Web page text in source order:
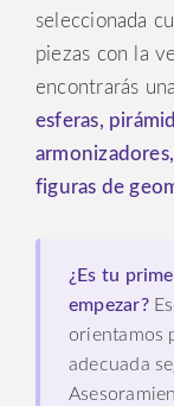
seleccionada
piezas con la
encontrarás
esferas,
figuras de
¿Es tu
empezar?
orientamos
adecuada